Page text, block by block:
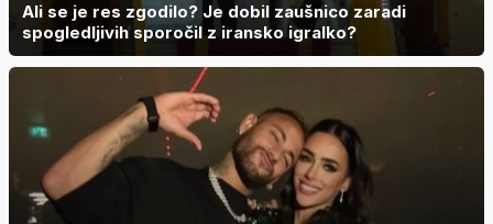
Ali se je res zgodilo? Je dobil zaušnico zaradi
spogledljivih sporočil z iransko igralko?